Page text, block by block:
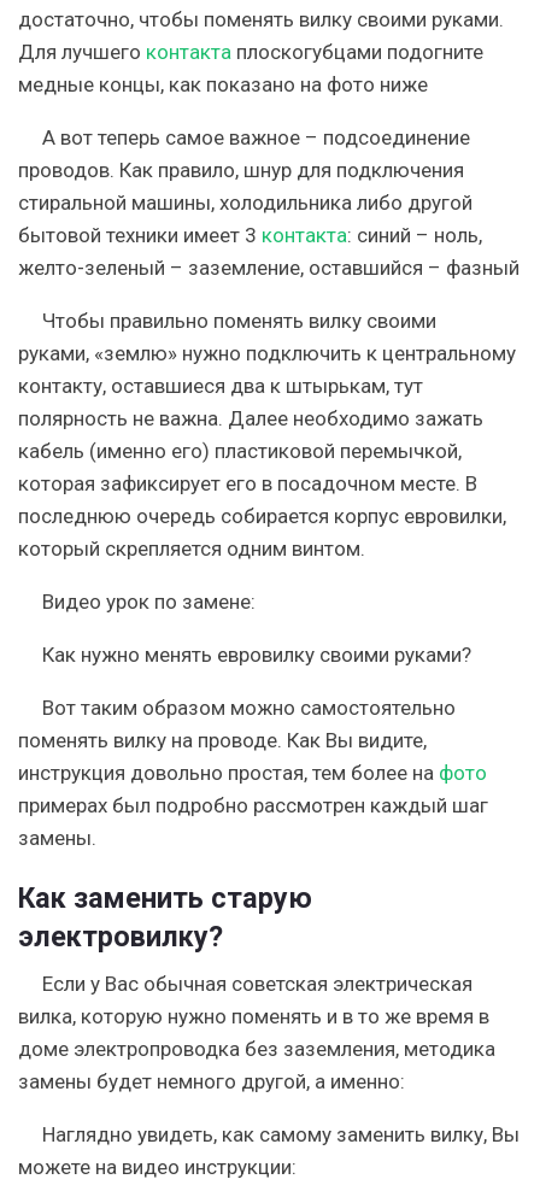
достаточно, чтобы поменять вилку своими руками.
Для лучшего контакта плоскогубцами подогните
медные концы, как показано на фото ниже
А вот теперь самое важное – подсоединение
проводов. Как правило, шнур для подключения
стиральной машины, холодильника либо другой
бытовой техники имеет 3 контакта: синий – ноль,
желто-зеленый – заземление, оставшийся – фазный
Чтобы правильно поменять вилку своими
руками, «землю» нужно подключить к центральному
контакту, оставшиеся два к штырькам, тут
полярность не важна. Далее необходимо зажать
кабель (именно его) пластиковой перемычкой,
которая зафиксирует его в посадочном месте. В
последнюю очередь собирается корпус евровилки,
который скрепляется одним винтом.
Видео урок по замене:
Как нужно менять евровилку своими руками?
Вот таким образом можно самостоятельно
поменять вилку на проводе. Как Вы видите,
инструкция довольно простая, тем более на фото
примерах был подробно рассмотрен каждый шаг
замены.
Как заменить старую
электровилку?
Если у Вас обычная советская электрическая
вилка, которую нужно поменять и в то же время в
доме электропроводка без заземления, методика
замены будет немного другой, а именно:
Наглядно увидеть, как самому заменить вилку, Вы
можете на видео инструкции: